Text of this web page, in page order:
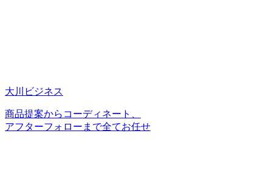
大川ビジネス
商品提案からコーディネート、
アフターフォローまで全てお任せ